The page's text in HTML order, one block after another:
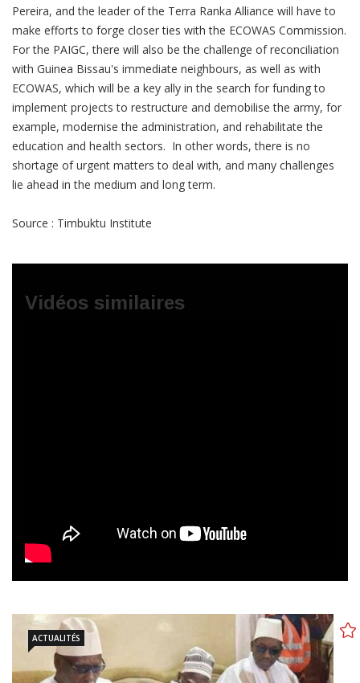
Pereira, and the leader of the Terra Ranka Alliance will have to
make efforts to forge closer ties with the ECOWAS Commission.
For the PAIGC, there will also be the challenge of reconciliation
with Guinea Bissau's immediate neighbours, as well as with
ECOWAS, which will be a key ally in the search for funding to
implement projects to restructure and demobilise the army, for
example, modernise the administration, and rehabilitate the
education and health sectors. In other words, there is no
shortage of urgent matters to deal with, and many challenges
lie ahead in the medium and long term.
Source : Timbuktu Institute
Vidéos similaires
ACTUALITÉS